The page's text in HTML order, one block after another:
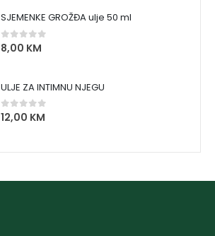
SJEMENKE GROŽĐA ulje 50 ml
0 out of 5
8,00 KM
ULJE ZA INTIMNU NJEGU
0out of 5
12,00 KM